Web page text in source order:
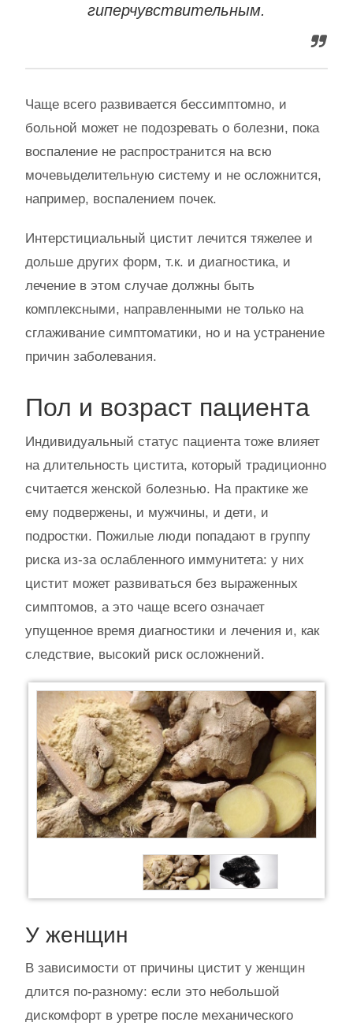
гиперчувствительным.
Чаще всего развивается бессимптомно, и
больной может не подозревать о болезни, пока
воспаление не распространится на всю
мочевыделительную систему и не осложнится,
например, воспалением почек.
Интерстициальный цистит лечится тяжелее и
дольше других форм, т.к. и диагностика, и
лечение в этом случае должны быть
комплексными, направленными не только на
сглаживание симптоматики, но и на устранение
причин заболевания.
Пол и возраст пациента
Индивидуальный статус пациента тоже влияет
на длительность цистита, который традиционно
считается женской болезнью. На практике же
ему подвержены, и мужчины, и дети, и
подростки. Пожилые люди попадают в группу
риска из-за ослабленного иммунитета: у них
цистит может развиваться без выраженных
симптомов, а это чаще всего означает
упущенное время диагностики и лечения и, как
следствие, высокий риск осложнений.
У женщин
В зависимости от причины цистит у женщин
длится по-разному: если это небольшой
дискомфорт в уретре после механического